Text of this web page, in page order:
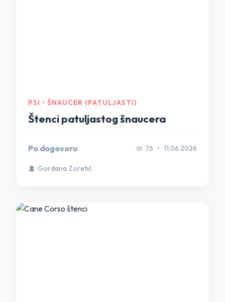
PSI • ŠNAUCER (PATULJASTI)
Štenci patuljastog šnaucera
Po dogovoru 76 • 11.06.2026
Gordana Zoretić